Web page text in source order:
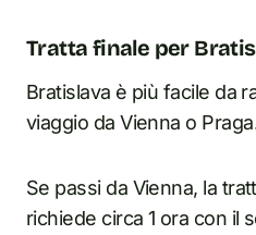
Tratta finale per
Bratislava è più facile da
viaggio da Vienna o
Se passi da Vienna, la
richiede circa 1 ora con il